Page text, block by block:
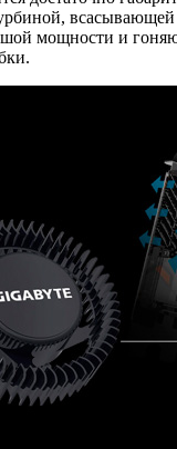
мощности и